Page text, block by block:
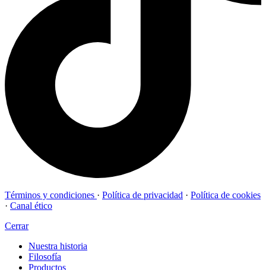
Términos y condiciones · Política de privacidad · Política de cookies
· Canal ético
Cerrar
Nuestra historia
Filosofía
Productos